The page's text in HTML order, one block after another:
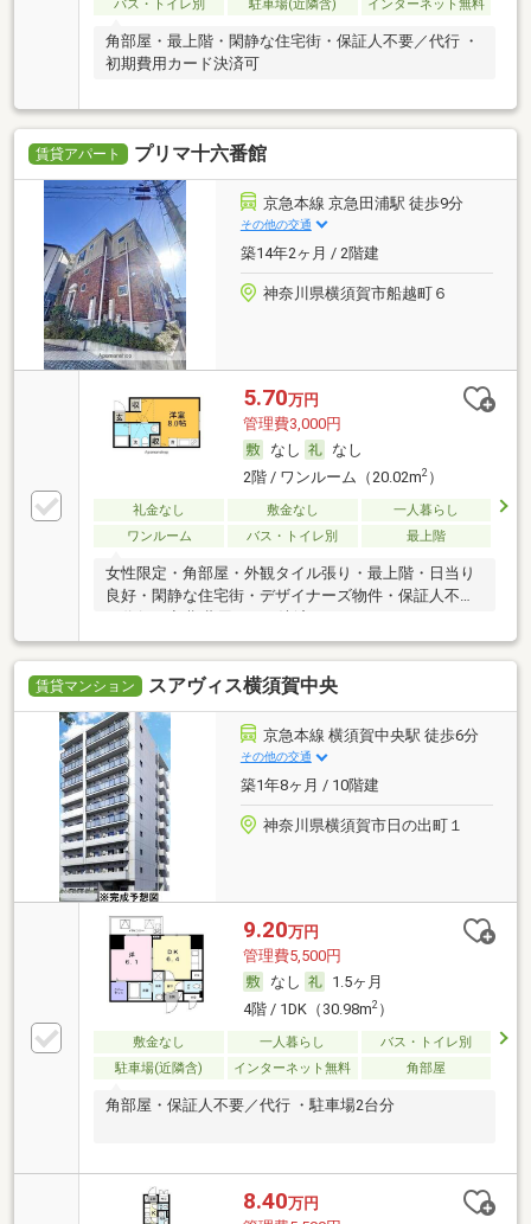
バス・トイレ別
駐車場(近隣含) インターネット無料
角部屋・最上階・閑静な住宅街・保証人不要／代行 ・
初期費用カード決済可
賃貸アパート プリマ十六番館
京急本線 京急田浦駅 徒歩9分
その他の交通
築14年2ヶ月 / 2階建
神奈川県横須賀市船越町６
5.70万円
管理費3,000円
なし
なし
2階 / ワンルーム（20.02m2）
礼金なし 敷金なし
一人暮らし
ワンルーム
バス・トイレ別 最上階
女性限定・角部屋・外観タイル張り・最上階・日当り
良好・閑静な住宅街・デザイナーズ物件・保証人不要
賃貸マンション スアヴィス横須賀中央
京急本線 横須賀中央駅 徒歩6分
その他の交通
築1年8ヶ月 / 10階建
神奈川県横須賀市日の出町１
9.20万円
管理費5,500円
なし
1.5ヶ月
4階 / 1DK（30.98m2）
敷金なし 一人暮らし
バス・トイレ別
駐車場(近隣含)
インターネット無料 角部屋
角部屋・保証人不要／代行 ・駐車場2台分
8.40万円